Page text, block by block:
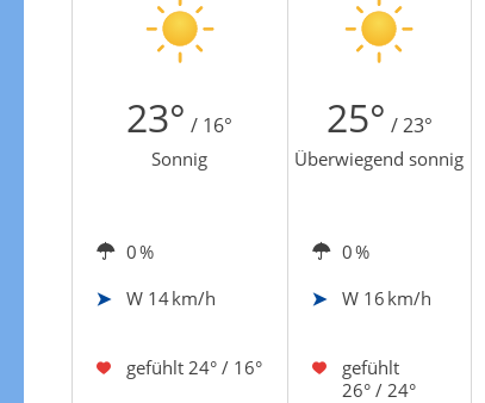
23° / 16° 25° / 23°
Sonnig Überwiegend sonnig
0 % 0 %
W 14 km/h W 16 km/h
gefühlt 24° / 16°
gefühlt
26° / 24°